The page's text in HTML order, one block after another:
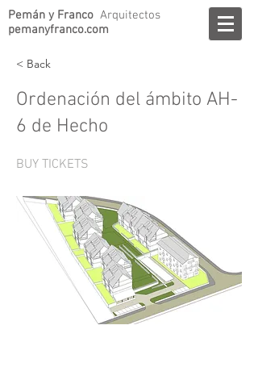
Pemán y Franco Arquitectos
pemanyfranco.com
< Back
Ordenación del ámbito AH-
6 de Hecho
BUY TICKETS